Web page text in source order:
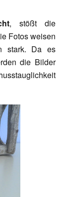
, stößt die
Fotos weisen
stark. Da es
die Bilder